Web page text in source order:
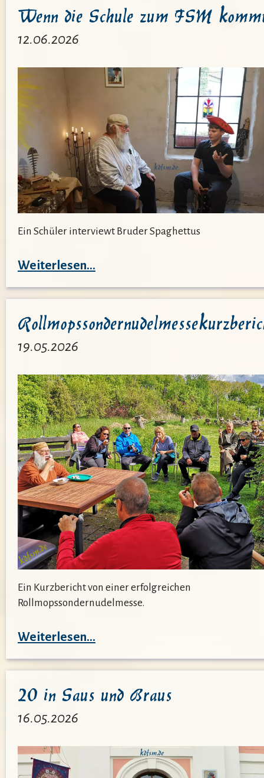
Wenn die Schule zum FSM
12.06.2026
Ein Schüler interviewt Bruder Spaghettus
Weiterlesen…
Wenn
die
Schule
kommt
19.05.2026
Ein Kurzbericht von einer erfolgreichen
Rollmopssondernudelmesse.
Weiterlesen…
20 in Saus und Braus
16.05.2026